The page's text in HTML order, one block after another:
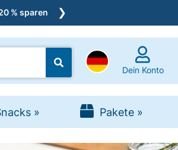
% sparen ❯
Jetzt suchen
Dein Konto
» Pakete »